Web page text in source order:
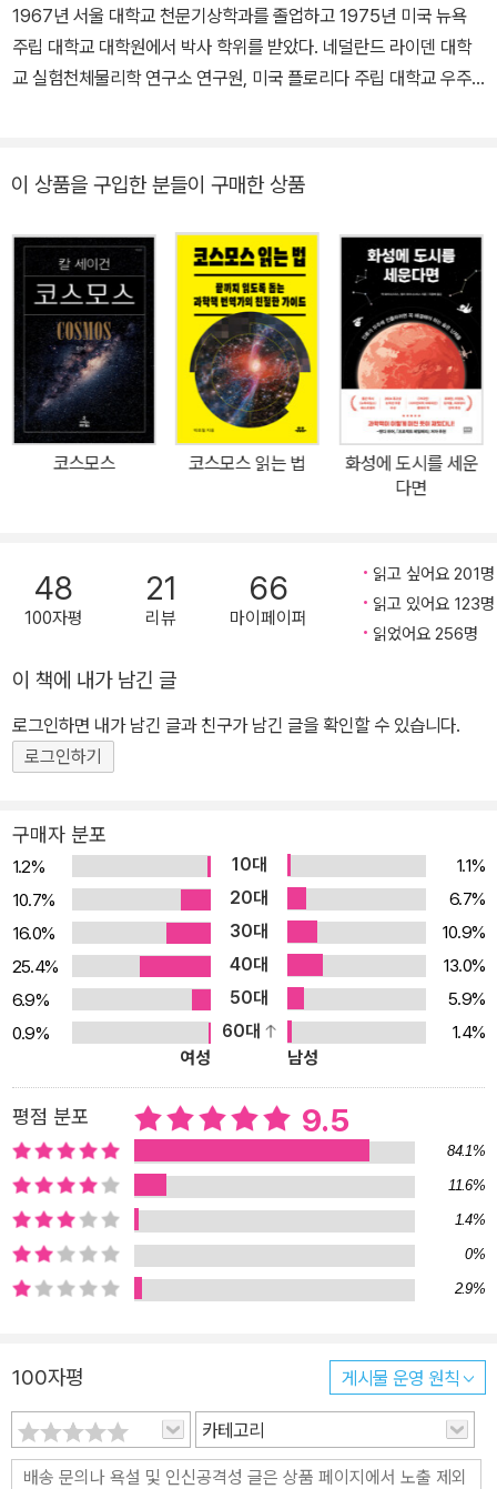
저술과 방송을 통해 세계적인 지성으로 주목받았다. 행성 탐사의 난
제들을 해결한 공로와 핵전쟁의 영향에 대한 연구와 핵무기 감축에
기여한 공로를 인정받아 NASA 훈장, NASA 아폴로 공로상, 미국 우
회의 마수르스키 상 그리고 1994년에는 미국 국립과학원의 최고상
에 대한 공로로 미국 각지의 대학으로부터 명예 학위를 스물두 차례
받았다. 그의 저서 『코스모스(Cosmos)』는 지금까지 영어로 출판된
과학책 중 가장 많이 판매되었고 30여 권의 저서 중 『에덴의 용(The
Dragons of Eden)』(1978년)은 퓰리처상을 수상했다. 외계 생물
과의 교신을 다룬 소설 『콘택트(Contact)』(1985년)는 1997년에
영화로 상영되어 전 세계에 감동을 선사했다. 이 외에도 『우주의 지적
생명(Intelligent Life in the Universe)』(1966년), 『우주적 연관성
(The Cosmic Connection)』(1973년), 『화성과 인간의 마음(Mar
s and the Mind of Man)』(1973년) 『브로카의 뇌 (Broca's Brai
mon haunted world)』(1995년), 『에필로그(Billions & Billions)』
(1997년) 등을 썼다. 평생 동안 우주에 대한 꿈과 희망을 일구었던
그는 1996년 12월 20일에 골수성 백혈병으로 세상을 떠났다.
1967년 서울 대학교 천문기상학과를 졸업하고 1975년 미국 뉴욕
주립 대학교 대학원에서 박사 학위를 받았다. 네덜란드 라이덴 대학
교 실험천체물리학 연구소 연구원, 미국 플로리다 주립 대학교 우주
는 A Practical Approach to ASTROPHYSICS , 『과학과 신앙』,
『우주 개발의 오늘과 내일』, 『21세기와 자연 과학』, 『수치 천체 물리
학 I』, 『은하계의 형성과 화학적 진화』, 『성간매질에서의 물리 현상』,
『나의 코스모스』 등이 있고, 옮긴 책으로는 과학기술부 장관상을 수
상한 『대폭발 우주의 시작과 진화』, 『우주로의 여행』, 『천문학 및 천
체물리학 서론』, 『날마다 천체 물리』 등이 있다.
이 상품을 구입한 분들이 구매한 상품
코스모스 코스모스 읽는 법
화성에 도시를 세운
다면
48
100자평
21
리뷰
66
마이페이퍼
읽고 싶어요 201명
읽고 있어요 123명
읽었어요 256명
이 책에 내가 남긴 글
로그인하면 내가 남긴 글과 친구가 남긴 글을 확인할 수 있습니다.
로그인하기
구매자 분포
1.2% 10대
1.1%
10.7%
20대
6.7%
16.0%
30대
10.9%
25.4%
40대
13.0%
6.9%
50대
5.9%
0.9%
60대
1.4%
여성
남성
평점 분포 9.5
84.1%
11.6%
1.4%
0%
2.9%
100자평 게시물 운영 원칙
카테고리